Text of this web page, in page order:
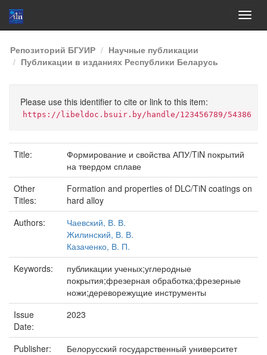
Skip
navigation
Репозиторий БГУИР
Научные публикации
Публикации в изданиях Республики Беларусь
Please use this identifier to cite or link to this item:
https://libeldoc.bsuir.by/handle/123456789/54386
Title:
Формирование и свойства АПУ/TiN покрытий
на твердом сплаве
Other
Titles:
Formation and properties of DLC/TiN coatings on
hard alloy
Authors:
Чаевский, В. В.
Жилинский, В. В.
Казаченко, В. П.
Keywords:
публикации ученых;углеродные
покрытия;фрезерная обработка;фрезерные
ножи;дереворежущие инструменты
Issue
Date:
2023
Publisher:
Белорусский государственный университет